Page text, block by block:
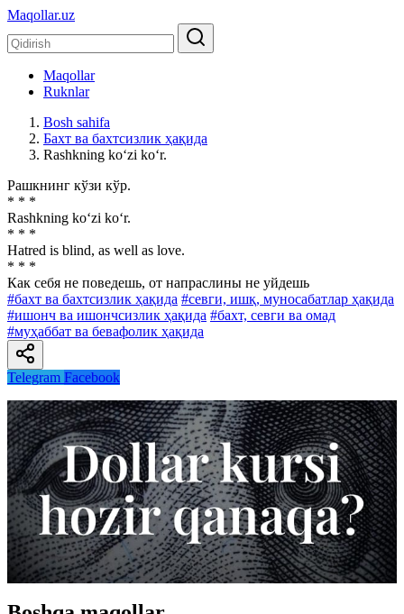
Maqollar.uz
Maqollar
Ruknlar
Bosh sahifa
Бахт ва бахтсизлик ҳақида
Rashkning ko‘zi ko‘r.
Рашкнинг кўзи кўр.
* * *
Rashkning ko‘zi ko‘r.
* * *
Hatred is blind, as well as love.
* * *
Как себя не поведешь, от напраслины не уйдешь
#бахт ва бахтсизлик ҳақида #севги, ишқ, муносабатлар ҳақида
#ишонч ва ишончсизлик ҳақида #бахт, севги ва омад
#муҳаббат ва бевафолик ҳақида
Telegram Facebook